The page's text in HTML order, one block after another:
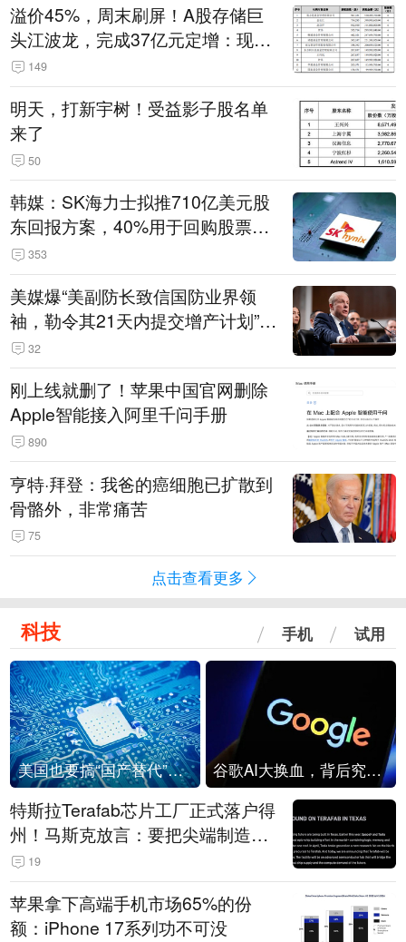
溢价45%，周末刷屏！A股存储巨
头江波龙，完成37亿元定增：现价
386.6元，定增价560元
149
明天，打新宇树！受益影子股名单
来了
50
韩媒：SK海力士拟推710亿美元股
东回报方案，40%用于回购股票，
相当于美股发行规模
353
美媒爆“美副防长致信国防业界领
袖，勒令其21天内提交增产计划”，
五角大楼回应
32
刚上线就删了！苹果中国官网删除
Apple智能接入阿里千问手册
890
亨特·拜登：我爸的癌细胞已扩散到
骨骼外，非常痛苦
75
点击查看更多
科技 手机 试用
美国也要搞“国产替代”？先算清三笔账 谷歌AI大换血，背后究竟发生了什么？
特斯拉Terafab芯片工厂正式落户得
州！马斯克放言：要把尖端制造带
回美国
19
苹果拿下高端手机市场65%的份
额：iPhone 17系列功不可没